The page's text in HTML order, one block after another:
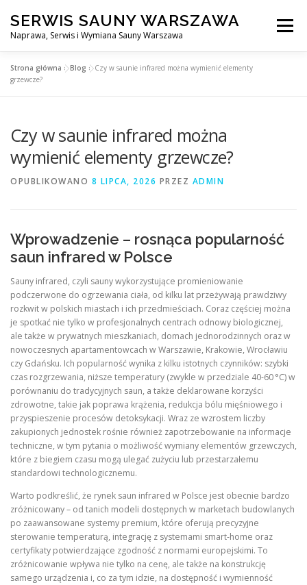
treści
SERWIS SAUNY WARSZAWA
Naprawa, Serwis i Wymiana Sauny Warszawa
Menu
SERWIS DO SAUNY WARSZAWA
Strona główna »Blog »Czy w saunie infrared można wymienić elementy
grzewcze?
Czy w saunie infrared można
wymienić elementy grzewcze?
OPUBLIKOWANO 8 LIPCA, 2026 PRZEZ ADMIN
Wprowadzenie – rosnąca popularność
saun infrared w Polsce
Sauny infrared, czyli sauny wykorzystujące promieniowanie
podczerwone do ogrzewania ciała, od kilku lat przeżywają prawdziwy
rozkwit w polskich miastach i ich przedmieściach. Coraz częściej można
je spotkać nie tylko w profesjonalnych centrach odnowy biologicznej,
ale także w prywatnych mieszkaniach, domach jednorodzinnych oraz w
nowoczesnych apartamentowcach w Warszawie, Krakowie, Wrocławiu
czy Gdańsku. Ich popularność wynika z kilku istotnych czynników: szybki
czas rozgrzewania, niższe temperatury (zwykle w przedziale 40‑60 °C) w
porównaniu do tradycyjnych saun, a także deklarowane korzyści
zdrowotne, takie jak poprawa krążenia, redukcja bólu mięśniowego i
przyspieszenie procesów detoksykacji. Wraz ze wzrostem liczby
zakupionych jednostek rośnie również zapotrzebowanie na informacje
techniczne, w tym pytania o możliwość wymiany elementów grzewczych,
które z biegiem czasu mogą ulegać zużyciu lub przestarzałemu
standardowi technologicznemu.
Warto podkreślić, że rynek saun infrared w Polsce jest obecnie bardzo
zróżnicowany – od tanich modeli dostępnych w marketach budowlanych
po zaawansowane systemy premium, które oferują precyzyjne
sterowanie temperaturą, integrację z systemami smart‑home oraz
certyfikaty potwierdzające zgodność z normami europejskimi. To
zróżnicowanie wpływa nie tylko na cenę, ale także na konstrukcję
samego urządzenia i, co za tym idzie, na dostępność i wymienność